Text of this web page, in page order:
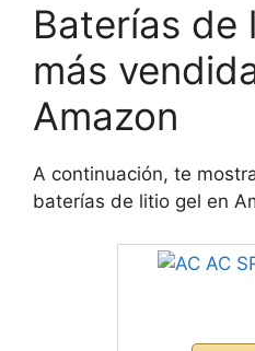
Baterías de
más
Amazon
A continuación, te
baterías de litio gel en